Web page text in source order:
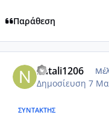
Παράθεση
natali1206
Δημοσίευση 7
ΣΥΝΤΆΚΤΗΣ